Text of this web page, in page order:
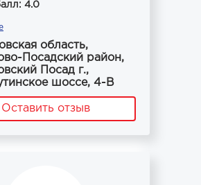
4.0
область,
Посадский район,
Посад г.,
шоссе, 4-В
Оставить отзыв